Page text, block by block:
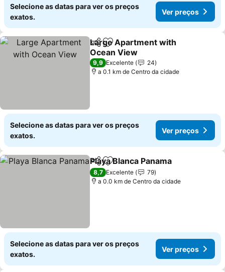
Selecione as datas para ver os preços
exatos.
Ver preços
PartilharAdicionar aos favoritos
Large Apartment with
Ocean View
9,9 Excelente
24
a 0.1 km de Centro da cidade
Selecione as datas para ver os preços
exatos.
Ver preços
PartilharAdicionar aos favoritos
Playa Blanca Panama
8,7 Excelente
79
a 0.0 km de Centro da cidade
Selecione as datas para ver os preços
exatos.
Ver preços